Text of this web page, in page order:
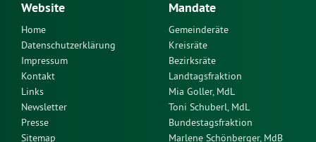
Website
Home
Datenschutzerklärung
Impressum
Kontakt
Links
Newsletter
Presse
Sitemap
Mandate
Gemeinderäte
Kreisräte
Bezirksräte
Landtagsfraktion
Mia Goller, MdL
Toni Schuberl, MdL
Bundestagsfraktion
Marlene Schönberger, MdB